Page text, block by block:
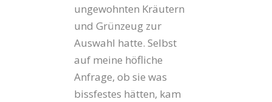
ungewohnten Kräutern
und Grünzeug zur
Auswahl hatte. Selbst
auf meine höfliche
Anfrage, ob sie was
bissfestes hätten, kam